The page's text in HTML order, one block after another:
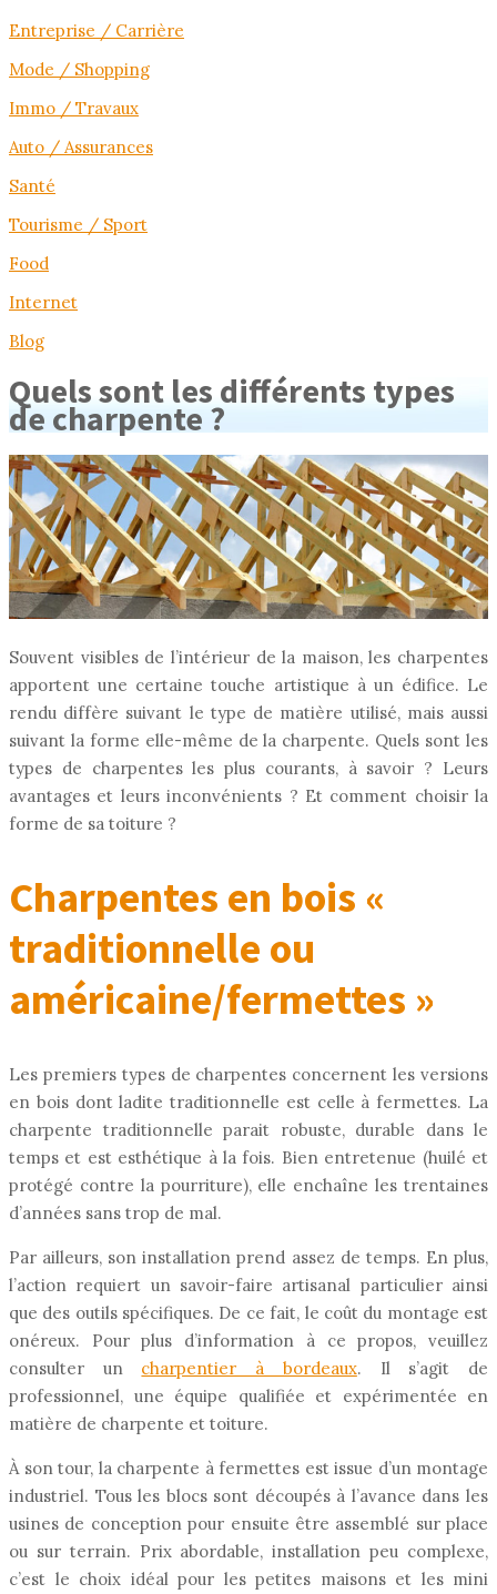
Entreprise / Carrière
Mode / Shopping
Immo / Travaux
Auto / Assurances
Santé
Tourisme / Sport
Food
Internet
Blog
Quels sont les différents types
de charpente ?
Souvent visibles de l’intérieur de la maison, les charpentes
apportent une certaine touche artistique à un édifice. Le
rendu diffère suivant le type de matière utilisé, mais aussi
suivant la forme elle-même de la charpente. Quels sont les
types de charpentes les plus courants, à savoir ? Leurs
avantages et leurs inconvénients ? Et comment choisir la
forme de sa toiture ?
Charpentes en bois «
traditionnelle ou
américaine/fermettes »
Les premiers types de charpentes concernent les versions
en bois dont ladite traditionnelle est celle à fermettes. La
charpente traditionnelle parait robuste, durable dans le
temps et est esthétique à la fois. Bien entretenue (huilé et
protégé contre la pourriture), elle enchaîne les trentaines
d’années sans trop de mal.
Par ailleurs, son installation prend assez de temps. En plus,
l’action requiert un savoir-faire artisanal particulier ainsi
que des outils spécifiques. De ce fait, le coût du montage est
onéreux. Pour plus d’information à ce propos, veuillez
consulter un charpentier à bordeaux. Il s’agit de
professionnel, une équipe qualifiée et expérimentée en
matière de charpente et toiture.
À son tour, la charpente à fermettes est issue d’un montage
industriel. Tous les blocs sont découpés à l’avance dans les
usines de conception pour ensuite être assemblé sur place
ou sur terrain. Prix abordable, installation peu complexe,
c’est le choix idéal pour les petites maisons et les mini